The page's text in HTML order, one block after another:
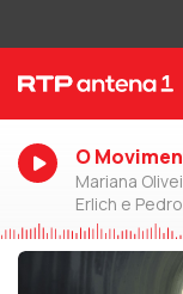
O
Mariana
Erlich e